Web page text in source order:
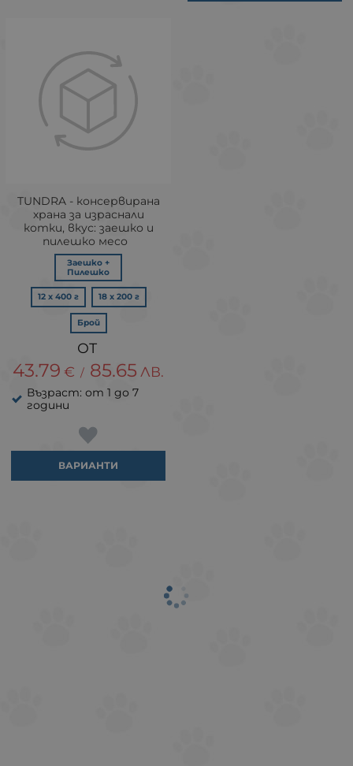
TUNDRA - консервирана
храна за израснали
котки, вкус: заешко и
пилешко месо
Заешко +
Пилешко
12 х 400 г 18 х 200 г
Брой
43.79 € / 85.65 ЛВ.
Възраст: от 1 до 7
години
ВАРИАНТИ